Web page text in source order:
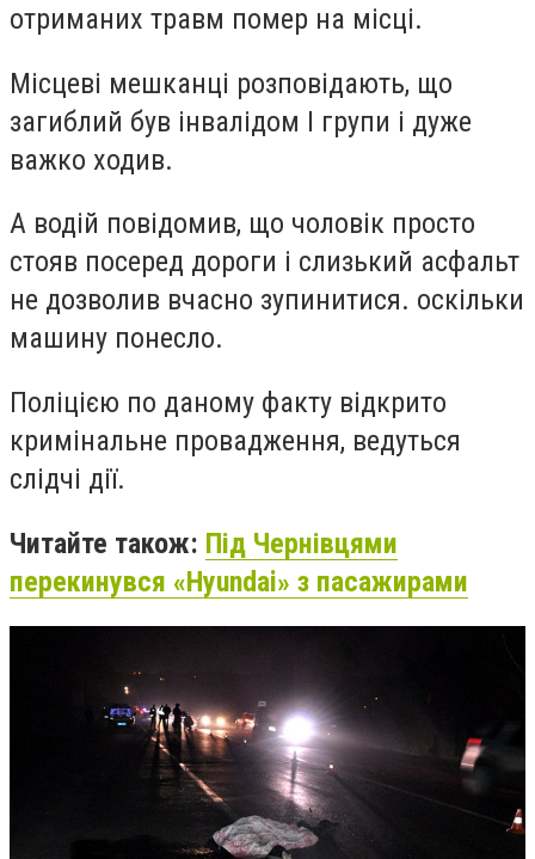
отриманих травм помер на місці.
Місцеві мешканці розповідають, що
загиблий був інвалідом І групи і дуже
важко ходив.
А водій повідомив, що чоловік просто
стояв посеред дороги і слизький асфальт
не дозволив вчасно зупинитися. оскільки
машину понесло.
Поліцією по даному факту відкрито
кримінальне провадження, ведуться
слідчі дії.
Читайте також: Під Чернівцями
перекинувся «Hyundai» з пасажирами